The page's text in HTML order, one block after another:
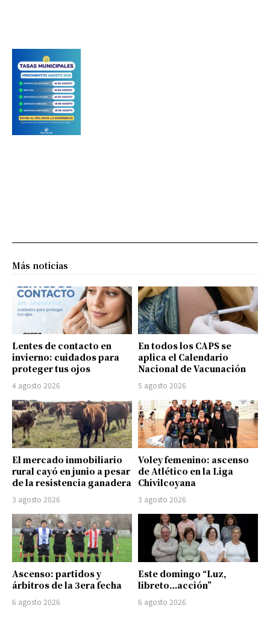
Más noticias
Lentes de contacto en
invierno: cuidados para
proteger tus ojos
4 agosto 2026
En todos los CAPS se
aplica el Calendario
Nacional de Vacunación
5 agosto 2026
El mercado inmobiliario
rural cayó en junio a pesar
de la resistencia ganadera
3 agosto 2026
Voley femenino: ascenso
de Atlético en la Liga
Chivilcoyana
3 agosto 2026
Ascenso: partidos y
árbitros de la 3era fecha
6 agosto 2026
Este domingo “Luz,
libreto…acción”
6 agosto 2026